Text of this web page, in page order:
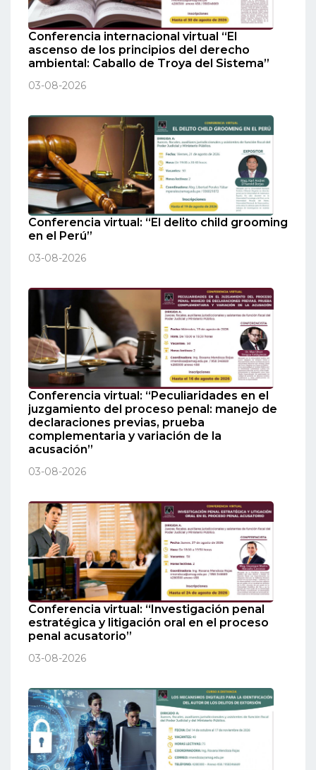
Conferencia internacional virtual “El
ascenso de los principios del derecho
ambiental: Caballo de Troya del Sistema”
03-08-2026
Conferencia virtual: “El delito child grooming
en el Perú”
03-08-2026
Conferencia virtual: “Peculiaridades en el
juzgamiento del proceso penal: manejo de
declaraciones previas, prueba
complementaria y variación de la
acusación”
03-08-2026
Conferencia virtual: “Investigación penal
estratégica y litigación oral en el proceso
penal acusatorio”
03-08-2026